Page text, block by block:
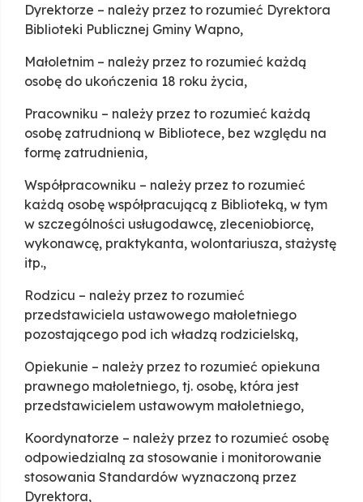
Dyrektorze – należy przez to rozumieć Dyrektora
Biblioteki Publicznej Gminy Wapno,
Małoletnim – należy przez to rozumieć każdą
osobę do ukończenia 18 roku życia,
Pracowniku – należy przez to rozumieć każdą
osobę zatrudnioną w Bibliotece, bez względu na
formę zatrudnienia,
Współpracowniku – należy przez to rozumieć
każdą osobę współpracującą z Biblioteką, w tym
w szczególności usługodawcę, zleceniobiorcę,
wykonawcę, praktykanta, wolontariusza, stażystę
itp.,
Rodzicu – należy przez to rozumieć
przedstawiciela ustawowego małoletniego
pozostającego pod ich władzą rodzicielską,
Opiekunie – należy przez to rozumieć opiekuna
prawnego małoletniego, tj. osobę, która jest
przedstawicielem ustawowym małoletniego,
Koordynatorze – należy przez to rozumieć osobę
odpowiedzialną za stosowanie i monitorowanie
stosowania Standardów wyznaczoną przez
Dyrektora,